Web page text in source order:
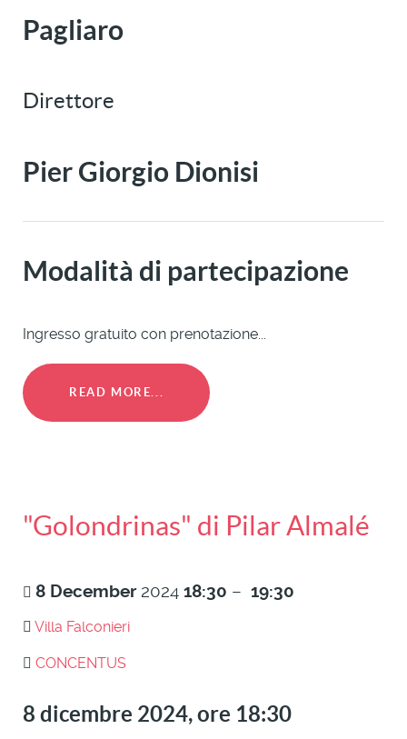
Pagliaro
Direttore
Pier Giorgio Dionisi
Modalità di partecipazione
Ingresso gratuito con prenotazione...
READ MORE...
"Golondrinas" di Pilar Almalé
8 December 2024 18:30 – 19:30
Villa Falconieri
CONCENTUS
8 dicembre 2024, ore 18:30